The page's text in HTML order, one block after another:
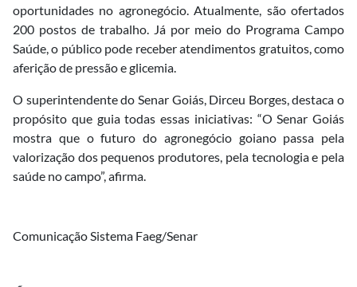
oportunidades no agronegócio. Atualmente, são ofertados
200 postos de trabalho. Já por meio do Programa Campo
Saúde, o público pode receber atendimentos gratuitos, como
aferição de pressão e glicemia.
O superintendente do Senar Goiás, Dirceu Borges, destaca o
propósito que guia todas essas iniciativas: “O Senar Goiás
mostra que o futuro do agronegócio goiano passa pela
valorização dos pequenos produtores, pela tecnologia e pela
saúde no campo”, afirma.
Comunicação Sistema Faeg/Senar